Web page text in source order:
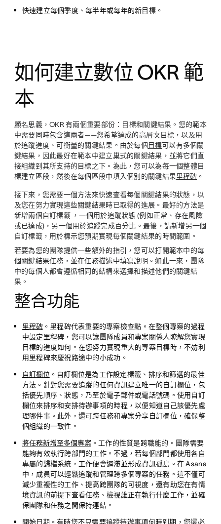
快速建立每個季度、每半年或每年的新目標。
如何建立數位 OKR 範
本
顧名思義，OKR 有兩個重要部份：目標和關鍵結果。您的範本
中需要同時包含這兩者——您希望達成的高層次目標，以及用
於追蹤進度、可衡量的關鍵結果。由於每個 目標可以有多個關
鍵結果，因此最好在範本中建立巢式的關鍵結果，並將它們直
接組織到其所支持的目標之下。為此，您可以為每一個整體目
標建立區段，然後在每個區段中填入個別的關鍵結果里程碑 。
接下來，您需要一個方法來快速查看每個關鍵結果的狀態，以
及您在努力實現這些關鍵結果時已取得的進展。最好的方法是
新增兩個自訂標籤 ，一個用於追蹤狀態 (例如正常、存在風險
或已達成)，另一個用於追蹤完成百分比。最後，請新增另一個
自訂標籤，用於標示您預期實現每個關鍵結果的時間範圍。
若要為您的團隊提供一些額外的指引，您可以打開範本中的每
個關鍵結果任務，並在任務描述中填寫說明。如此一來，團隊
中的每個人都會遵循相同的結構來選擇和描述他們的關鍵結
果。
整合功能
里程碑。里程碑代表重要的專案檢查點。在整個專案的過程
中設定里程碑，您可以讓團隊成員和專案關係人瞭解您實現
目標的進度如何。在您努力實現重大的專案目標時，不妨利
用里程碑來慶祝路途中的小成功。
自訂欄位 。自訂欄位是為工作設定標籤、排序和篩選的最佳
方法。針對您需要追蹤的任何資訊建立唯一的自訂欄位，包
括優先順序、狀態，乃至於電子郵件或電話號碼。使用自訂
欄位來排序和安排待辦事項的時程，以便知道自己該優先處
理哪件事。此外，還可跨任務和專案分享自訂欄位，確保整
個組織的一致性。
將任務新增至多個專案。工作的性質是跨職能的。團隊需要
能夠有效執行跨部門的工作。不過，若每個部門都使用各自
專屬的歸檔系統，工作便會遲滯並形成資訊孤島。在 Asana
中，成員可以輕鬆追蹤和管理跨多個專案的任務。這不僅可
減少重複性的工作、提高跨團隊的可視度，還有助您在有情
境資訊的前提下查看任務、檢視誰正在執行什麼工作，並確
保團隊和任務之間保持連結。
開始日期 。有時您不只需要追蹤待辦事項何時到期，您還必